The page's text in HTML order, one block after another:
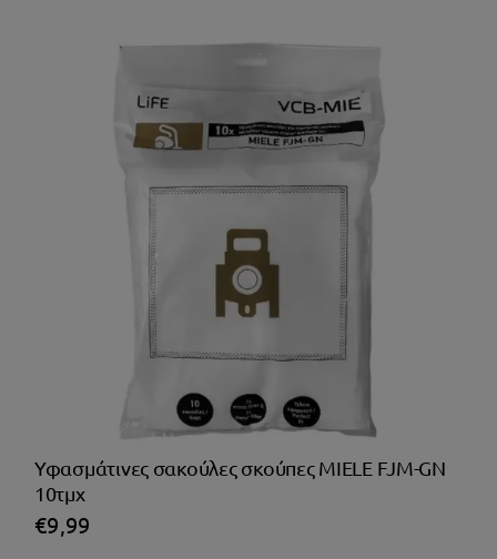
Υφασμάτινες σακούλες σκούπες MIELE FJM-GN
10τμχ
€9,99